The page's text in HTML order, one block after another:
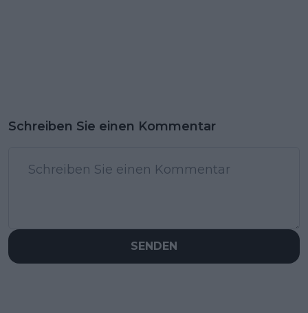
Schreiben Sie einen Kommentar
SENDEN